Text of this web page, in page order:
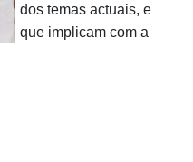
dos temas actuais, e
que implicam com a